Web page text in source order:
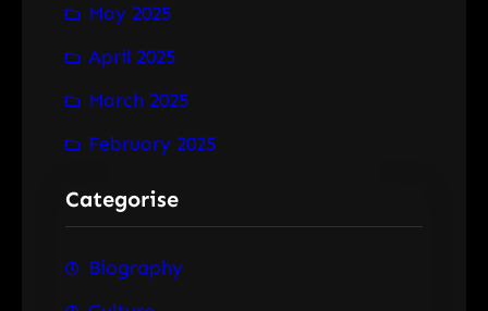
May 2025
April 2025
March 2025
February 2025
Categorise
Biography